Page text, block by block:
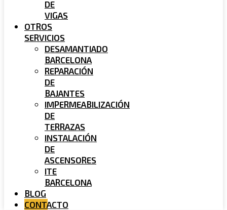
DE
VIGAS
OTROS
SERVICIOS
DESAMANTIADO
BARCELONA
REPARACIÓN
DE
BAJANTES
IMPERMEABILIZACIÓN
DE
TERRAZAS
INSTALACIÓN
DE
ASCENSORES
ITE
BARCELONA
BLOG
CONTACTO